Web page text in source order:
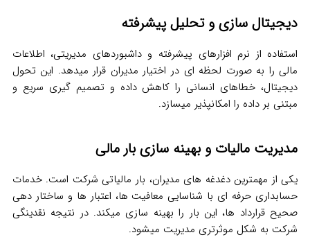
دیجیتال سازی و تحلیل پیشرفته
استفاده از نرم افزارهای پیشرفته و داشبوردهای مدیریتی، اطلاعات
مالی را به صورت لحظه ای در اختیار مدیران قرار میدهد. این تحول
دیجیتال، خطاهای انسانی را کاهش داده و تصمیم گیری سریع و
مبتنی بر داده را امکانپذیر میسازد.
مدیریت مالیات و بهینه سازی بار مالی
یکی از مهمترین دغدغه های مدیران، بار مالیاتی شرکت است. خدمات
حسابداری حرفه ای با شناسایی معافیت ها، اعتبار ها و ساختار دهی
صحیح قرارداد ها، این بار را بهینه سازی میکند. در نتیجه نقدینگی
شرکت به شکل موثرتری مدیریت میشود.